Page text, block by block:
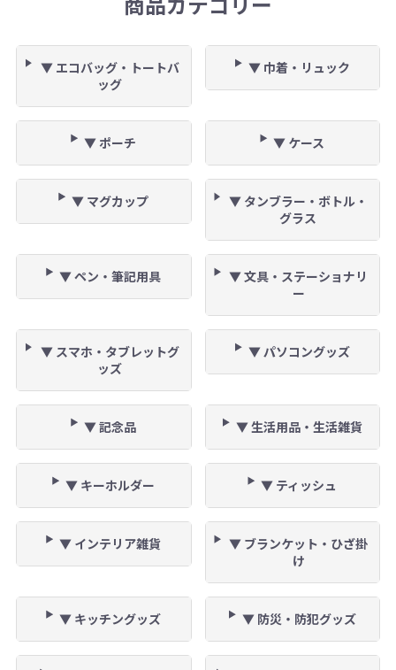
▼ エコバッグ・トートバ
ッグ
▼ 巾着・リュック
▼ ポーチ ▼ ケース
▼ マグカップ
▼ タンブラー・ボトル・
グラス
▼ ペン・筆記用具
▼ 文具・ステーショナリ
ー
▼ スマホ・タブレットグ
ッズ
▼ パソコングッズ
▼ 記念品 ▼ 生活用品・生活雑貨
▼ キーホルダー ▼ ティッシュ
▼ インテリア雑貨
▼ ブランケット・ひざ掛
け
▼ キッチングッズ ▼ 防災・防犯グッズ